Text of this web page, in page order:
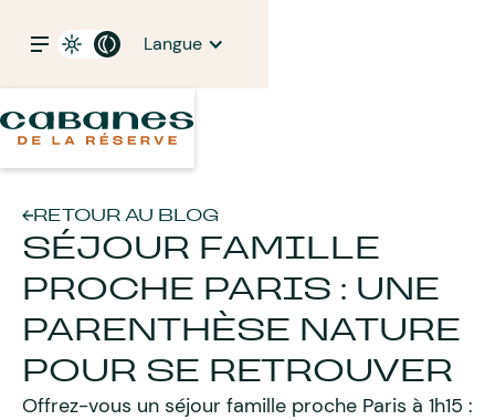
Langue
RETOUR AU BLOG
SÉJOUR FAMILLE
PROCHE PARIS : UNE
PARENTHÈSE NATURE
POUR SE RETROUVER
Offrez-vous un séjour famille proche Paris à 1h15 :